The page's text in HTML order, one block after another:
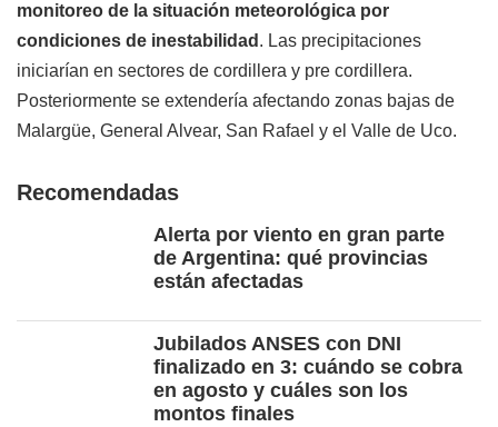
monitoreo de la situación meteorológica por
condiciones de inestabilidad . Las precipitaciones
iniciarían en sectores de cordillera y pre cordillera.
Posteriormente se extendería afectando zonas bajas de
Malargüe, General Alvear, San Rafael y el Valle de Uco.
Recomendadas
Alerta por viento en gran parte
de Argentina: qué provincias
están afectadas
Jubilados ANSES con DNI
finalizado en 3: cuándo se cobra
en agosto y cuáles son los
montos finales